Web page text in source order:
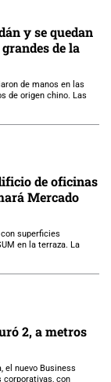
y se quedan
de la
de manos en las
de origen chino. Las
de oficinas
Mercado
superficies
en la terraza. La
2, a metros
el nuevo Business
corporativas, con